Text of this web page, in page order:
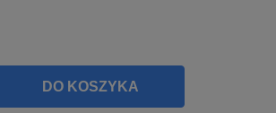
DO KOSZYKA